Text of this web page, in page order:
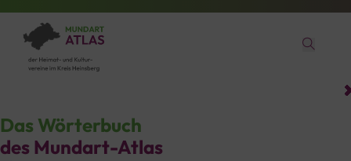
Das Wörterbuch
des Mundart-Atlas